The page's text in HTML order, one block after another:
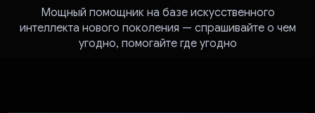
Мощный помощник на базе искусственного
интеллекта нового поколения — спрашивайте о чем
угодно, помогайте где угодно